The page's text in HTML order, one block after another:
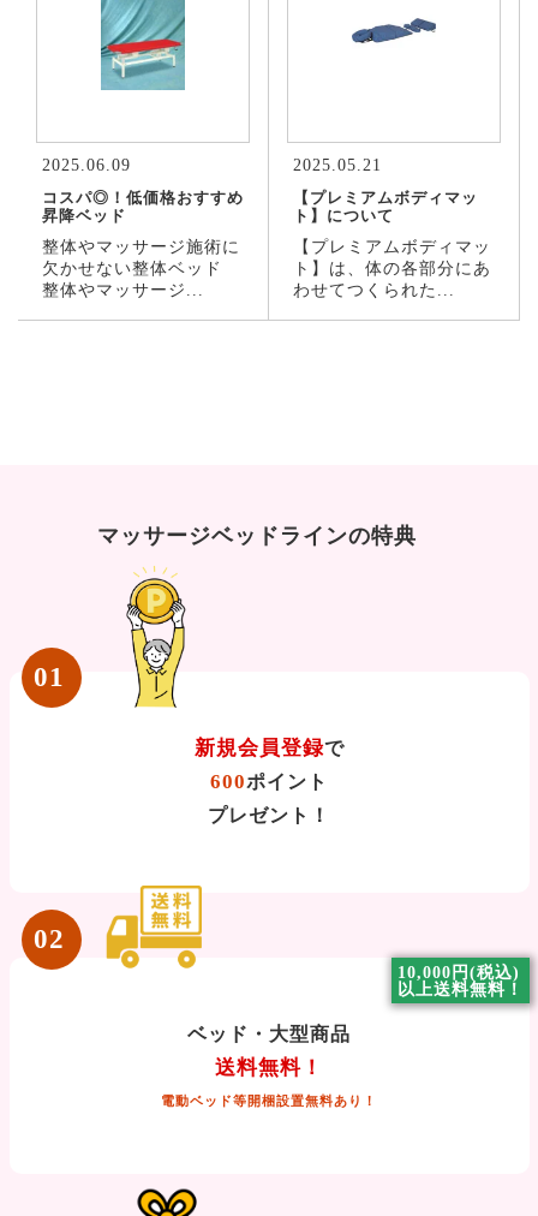
2025.06.09
コスパ◎！低価格おすすめ
昇降ベッド
整体やマッサージ施術に
欠かせない整体ベッド
整体やマッサージ...
2025.05.21
【プレミアムボディマッ
ト】について
【プレミアムボディマッ
ト】は、体の各部分にあ
わせてつくられた...
マッサージベッドラインの特典
01
新規会員登録で
600ポイント
プレゼント！
02
ベッド・大型商品
送料無料！
電動ベッド等開梱設置無料あり！
10,000円(税込)
以上送料無料！